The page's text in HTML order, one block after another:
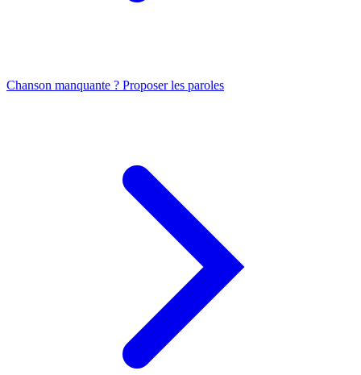
Chanson manquante ? Proposer les paroles